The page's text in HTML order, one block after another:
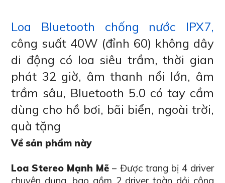
Loa Bluetooth chống nước IPX7,
công suất 40W (đỉnh 60) không dây
di động có loa siêu trầm, thời gian
phát 32 giờ, âm thanh nổi lớn, âm
trầm sâu, Bluetooth 5.0 có tay cầm
dùng cho hồ bơi, bãi biển, ngoài trời,
quà tặng
Về sản phẩm này
Loa Stereo Mạnh Mẽ – Được trang bị 4 driver
chuyên dụng, bao gồm 2 driver toàn dải công